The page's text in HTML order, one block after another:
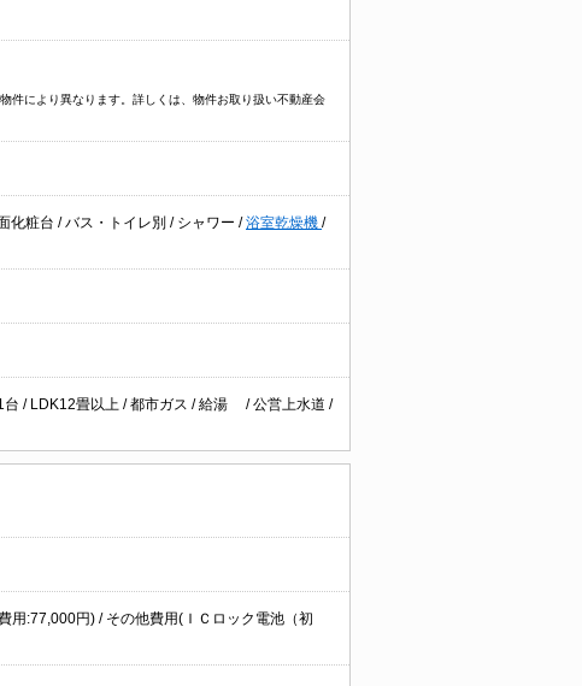
により異なります。詳しくは、物件お取り扱い不動産会
化粧台 /バス・トイレ別 / シャワー /浴室乾燥機 /
台 / LDK12畳以上 /都市ガス /給湯 /公営上水道 /
用:77,000円) / その他費用(ＩＣロック電池（初